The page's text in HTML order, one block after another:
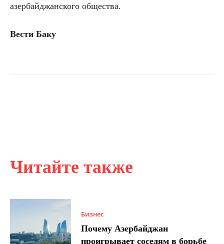
Читайте также
Бизнес
Почему Азербайджан
проигрывает соседям в борьбе
азербайджанского общества.
Вести Баку